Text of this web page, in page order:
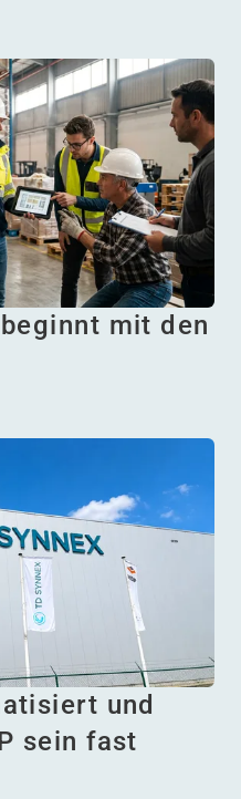
mit den
und
sein fast